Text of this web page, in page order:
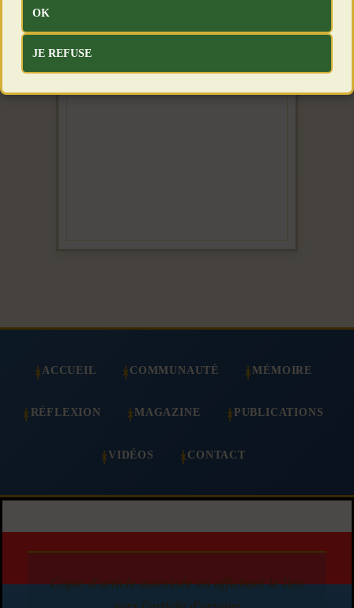
ACCUEIL COMMUNAUTÉ MÉMOIRE
RÉFLEXION MAGAZINE PUBLICATIONS
VIDÉOS CONTACT
Copie d'article autorisée en affichant le lien
OK
JE REFUSE